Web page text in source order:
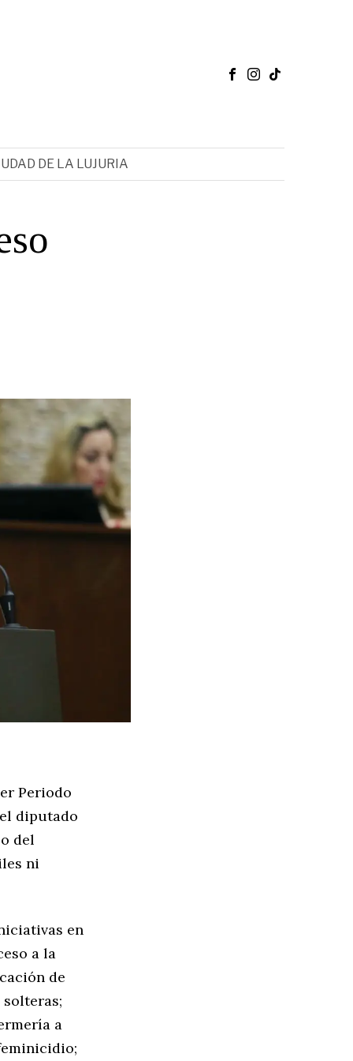
DE LA LUJURIA
Periodo
diputado
del
ni
en
a la
de
a